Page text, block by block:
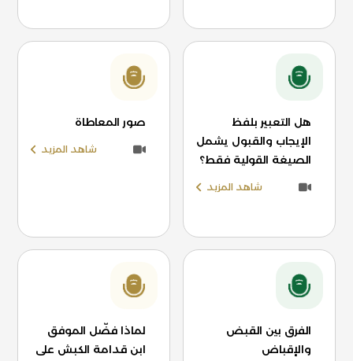
هل التعبير بلفظ
الإيجاب والقبول يشمل
الصيغة القولية فقط؟
شاهد المزيد
صور المعاطاة
شاهد المزيد
الفرق بين القبض
والإقباض
لماذا فضّل الموفق
ابن قدامة الكبش على